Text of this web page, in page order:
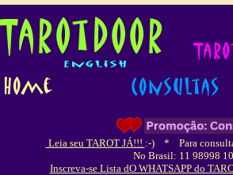
Leia seu TAROT JÁ!!! :-) *
Para
No Brasil: 11 98998
Inscreva-se Lista dO WHATSAPP do